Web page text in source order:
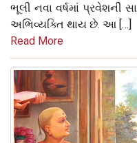
ભૂલી નવા વર્ષમાં પ્રવેશની
અભિવ્યક્તિ થાય છે. આ […]
Read More